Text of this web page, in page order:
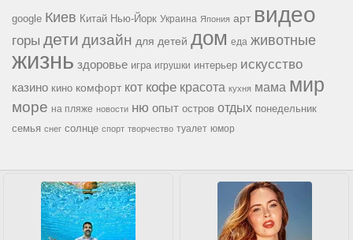
google Киев Китай Нью-Йорк Украина Япония арт видео
горы дети дизайн для детей дом еда животные
жизнь здоровье игра игрушки интерьер искусство
казино кино комфорт кот кофе красота кухня мама мир
море на пляже новости ню опыт остров отдых понедельник
семья снег солнце спорт творчество туалет юмор